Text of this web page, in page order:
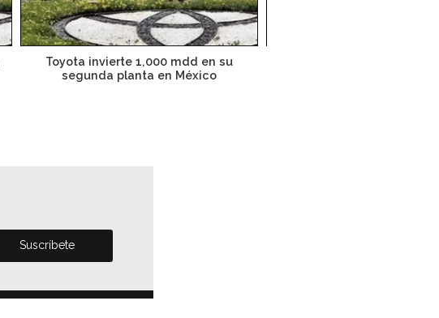
Toyota invierte 1,000 mdd en su
segunda planta en México